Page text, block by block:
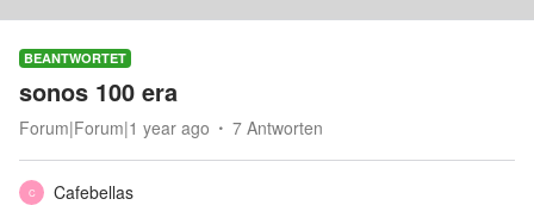
BEANTWORTET
sonos 100 era
Forum|Forum|1 year ago 7 Antworten
C
Cafebellas